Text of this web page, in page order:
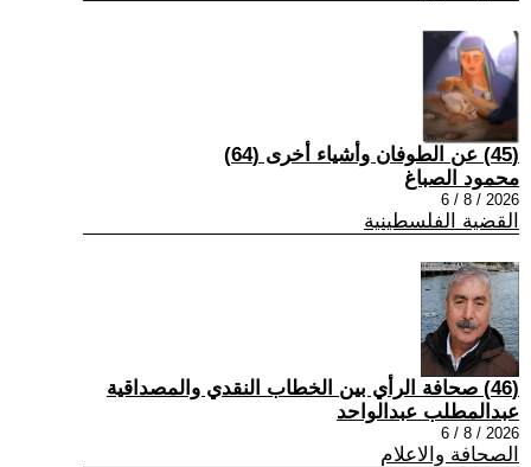
(45) عن الطوفان وأشياء أخرى (64)
محمود الصباغ
2026 / 8 / 6
القضية الفلسطينية
(46) صحافة الرأي بين الخطاب النقدي والمصداقية
عبدالمطلب عبدالواحد
2026 / 8 / 6
الصحافة والاعلام